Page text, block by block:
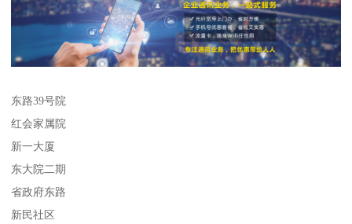
东路39号院
红会家属院
新一大厦
东大院二期
省政府东路
新民社区